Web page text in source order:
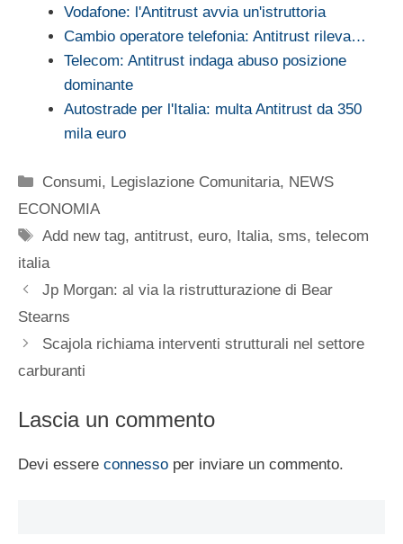
Vodafone: l'Antitrust avvia un'istruttoria
Cambio operatore telefonia: Antitrust rileva…
Telecom: Antitrust indaga abuso posizione
dominante
Autostrade per l'Italia: multa Antitrust da 350
mila euro
Categorie
Consumi, Legislazione Comunitaria, NEWS
ECONOMIA
Tag
Add new tag,antitrust,euro, Italia,sms,telecom
italia
Jp Morgan: al via la ristrutturazione di Bear
Stearns
Scajola richiama interventi strutturali nel settore
carburanti
Lascia un commento
Devi essere connesso per inviare un commento.